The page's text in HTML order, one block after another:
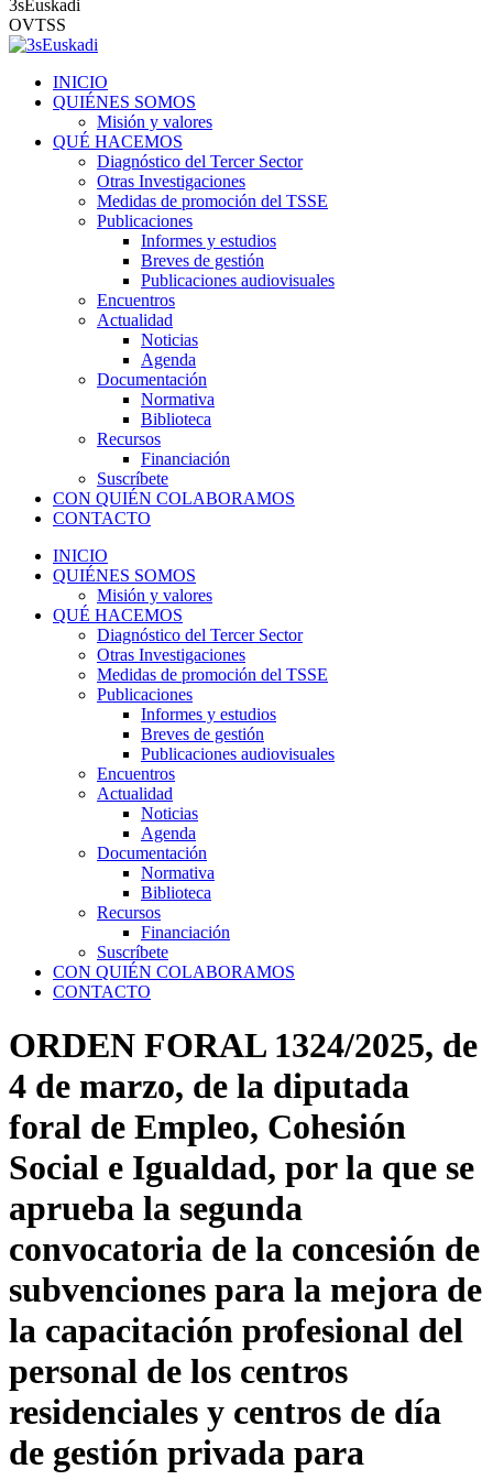
3sEuskadi
OVTSS
INICIO
QUIÉNES SOMOS
Misión y valores
QUÉ HACEMOS
Diagnóstico del Tercer Sector
Otras Investigaciones
Medidas de promoción del TSSE
Publicaciones
Informes y estudios
Breves de gestión
Publicaciones audiovisuales
Encuentros
Actualidad
Noticias
Agenda
Documentación
Normativa
Biblioteca
Recursos
Financiación
Suscríbete
CON QUIÉN COLABORAMOS
CONTACTO
INICIO
QUIÉNES SOMOS
Misión y valores
QUÉ HACEMOS
Diagnóstico del Tercer Sector
Otras Investigaciones
Medidas de promoción del TSSE
Publicaciones
Informes y estudios
Breves de gestión
Publicaciones audiovisuales
Encuentros
Actualidad
Noticias
Agenda
Documentación
Normativa
Biblioteca
Recursos
Financiación
Suscríbete
CON QUIÉN COLABORAMOS
CONTACTO
ORDEN FORAL 1324/2025, de
4 de marzo, de la diputada
foral de Empleo, Cohesión
Social e Igualdad, por la que se
aprueba la segunda
convocatoria de la concesión de
subvenciones para la mejora de
la capacitación profesional del
personal de los centros
residenciales y centros de día
de gestión privada para